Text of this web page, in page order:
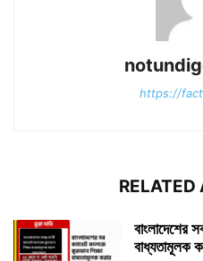
https://
RELATED
বাংলাদেশের
বাধ্যতামূলক